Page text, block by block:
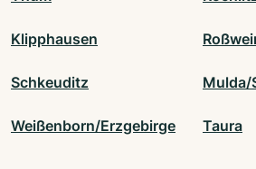
Klipphausen
Schkeuditz Mulda/
Weißenborn/Erzgebirge Taura